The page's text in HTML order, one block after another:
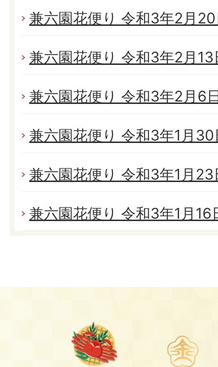
兼六園花便り 令和3年2月
兼六園花便り 令和3年2月
兼六園花便り 令和3年2月6
兼六園花便り 令和3年1月
兼六園花便り 令和3年1月
兼六園花便り 令和3年1月